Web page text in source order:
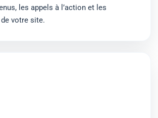
les appels à l’action et les
votre site.